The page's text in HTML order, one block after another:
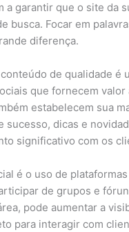
a garantir que o site da
busca. Focar em
diferença.
de qualidade é
que fornecem
estabelecem sua
sucesso, dicas e
significativo com os
é o uso de
de grupos e
pode aumentar a
para interagir com